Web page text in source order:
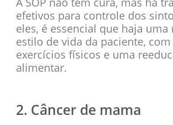
efetivos para controle dos
eles, é essencial que haja
estilo de vida da paciente,
exercícios físicos e uma
alimentar.
2. Câncer de mama